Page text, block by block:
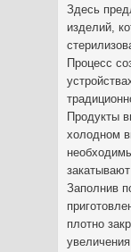
Здесь
изделий,
Процесс
Продукты
холодном
Заполнив
плотно